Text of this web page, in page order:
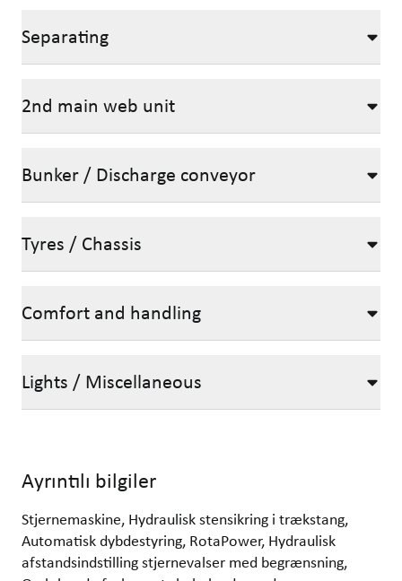
Separating
2nd main web unit
Bunker / Discharge conveyor
Tyres / Chassis
Comfort and handling
Lights / Miscellaneous
Ayrıntılı bilgiler
Stjernemaskine, Hydraulisk stensikring i trækstang,
Automatisk dybdestyring, RotaPower, Hydraulisk
afstandsindstilling stjernevalser med begrænsning,